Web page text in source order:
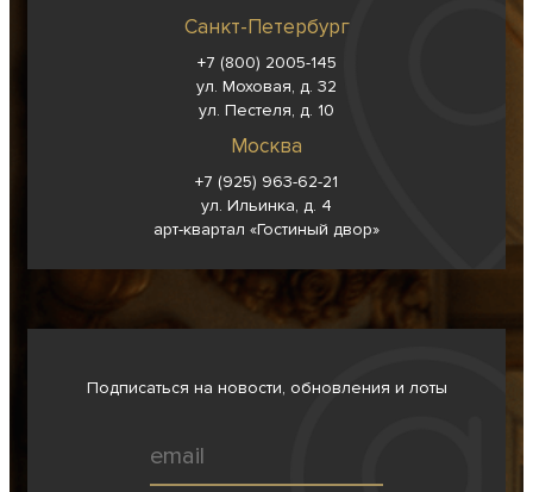
Санкт-Петербург
+7 (800) 2005-145
ул. Моховая, д. 32
ул. Пестеля, д. 10
Москва
+7 (925) 963-62-21
ул. Ильинка, д. 4
арт-квартал «Гостиный двор»
Подписаться на новости, обновления и лоты